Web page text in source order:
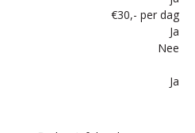
€30,- per dag
Ja
Nee
Ja